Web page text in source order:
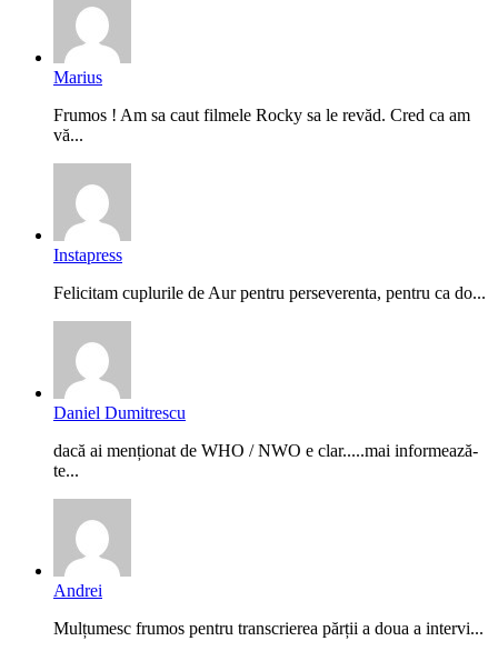
Marius
Frumos ! Am sa caut filmele Rocky sa le revăd. Cred ca am
vă...
Instapress
Felicitam cuplurile de Aur pentru perseverenta, pentru ca do...
Daniel Dumitrescu
dacă ai menționat de WHO / NWO e clar.....mai informează-
te...
Andrei
Mulțumesc frumos pentru transcrierea părții a doua a intervi...